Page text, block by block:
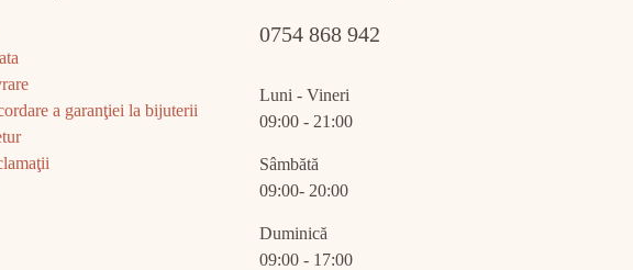
a garanţiei la bijuterii
0754 868 942
Luni - Vineri
09:00 - 21:00
Sâmbătă
09:00- 20:00
Duminică
09:00 - 17:00